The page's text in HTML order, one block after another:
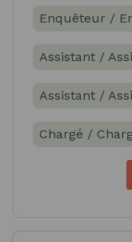
Enquêteur /
Assistant /
Assistant /
Chargé /